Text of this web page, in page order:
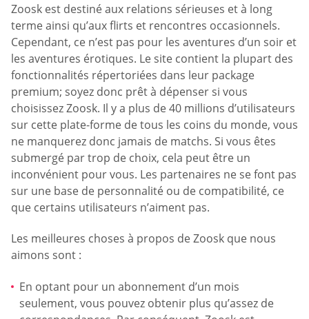
Zoosk est destiné aux relations sérieuses et à long
terme ainsi qu’aux flirts et rencontres occasionnels.
Cependant, ce n’est pas pour les aventures d’un soir et
les aventures érotiques. Le site contient la plupart des
fonctionnalités répertoriées dans leur package
premium; soyez donc prêt à dépenser si vous
choisissez Zoosk. Il y a plus de 40 millions d’utilisateurs
sur cette plate-forme de tous les coins du monde, vous
ne manquerez donc jamais de matchs. Si vous êtes
submergé par trop de choix, cela peut être un
inconvénient pour vous. Les partenaires ne se font pas
sur une base de personnalité ou de compatibilité, ce
que certains utilisateurs n’aiment pas.
Les meilleures choses à propos de Zoosk que nous
aimons sont :
En optant pour un abonnement d’un mois
seulement, vous pouvez obtenir plus qu’assez de